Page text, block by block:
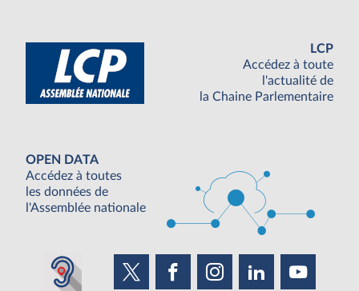
LCP
Accédez à toute
l'actualité de
la Chaine Parlementaire
OPEN DATA
Accédez à toutes
les données de
l'Assemblée nationale